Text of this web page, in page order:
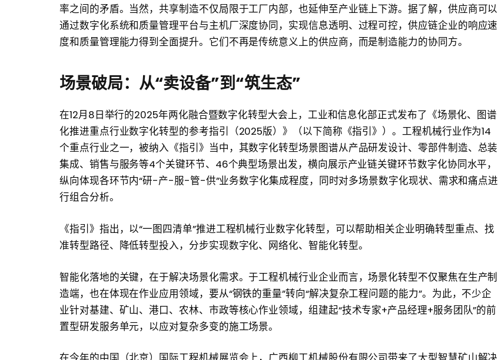
率之间的矛盾。当然，共享制造不仅局限于工厂内部，也延伸至产业链上下游。据了解，供应商可以
通过数字化系统和质量管理平台与主机厂深度协同，实现信息透明、过程可控，供应链企业的响应速
度和质量管理能力得到全面提升。它们不再是传统意义上的供应商，而是制造能力的协同方。
场景破局：从“卖设备”到“筑生态”
在12月8日举行的2025年两化融合暨数字化转型大会上，工业和信息化部正式发布了《场景化、图谱
化推进重点行业数字化转型的参考指引（2025版）》（以下简称《指引》）。工程机械行业作为14
个重点行业之一，被纳入《指引》当中，其数字化转型场景图谱从产品研发设计、零部件制造、总装
集成、销售与服务等4个关键环节、46个典型场景出发，横向展示产业链关键环节数字化协同水平，
纵向体现各环节内“研-产-服-管-供”业务数字化集成程度，同时对多场景数字化现状、需求和痛点进
行组合分析。
《指引》指出，以“一图四清单”推进工程机械行业数字化转型，可以帮助相关企业明确转型重点、找
准转型路径、降低转型投入，分步实现数字化、网络化、智能化转型。
智能化落地的关键，在于解决场景化需求。于工程机械行业企业而言，场景化转型不仅聚焦在生产制
造端，也在体现在作业应用领域，要从“钢铁的重量”转向“解决复杂工程问题的能力”。为此，不少企
业针对基建、矿山、港口、农林、市政等核心作业领域，组建起“技术专家+产品经理+服务团队”的前
置型研发服务单元，以应对复杂多变的施工场景。